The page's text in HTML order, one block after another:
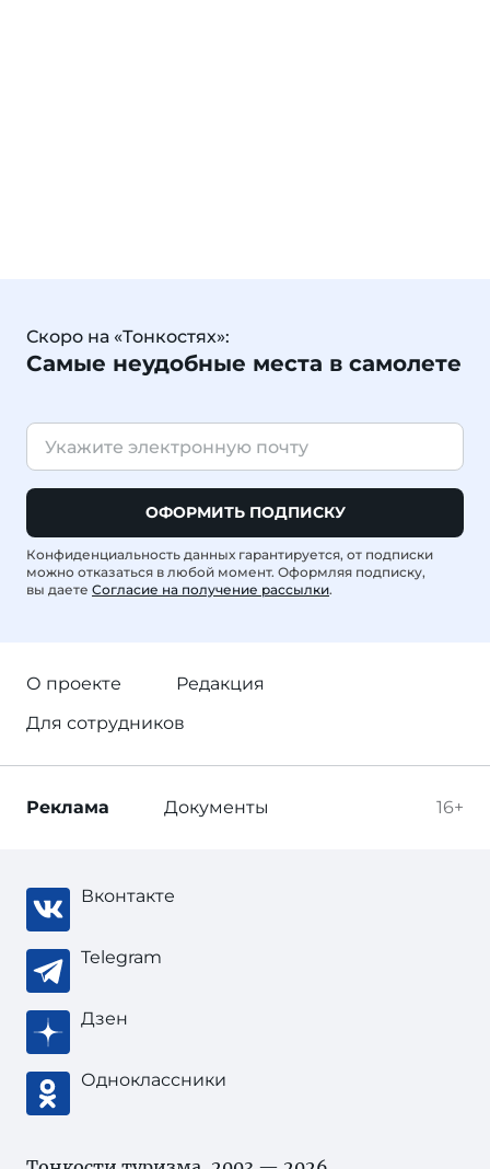
Скоро на «Тонкостях»:
Самые неудобные места в самолете
ОФОРМИТЬ ПОДПИСКУ
Конфиденциальность данных гарантируется, от подписки
можно отказаться в любой момент. Оформляя подписку,
вы даете Согласие на получение рассылки.
О проекте
Редакция
Для сотрудников
16+
Реклама Документы
Вконтакте
Telegram
Дзен
Одноклассники